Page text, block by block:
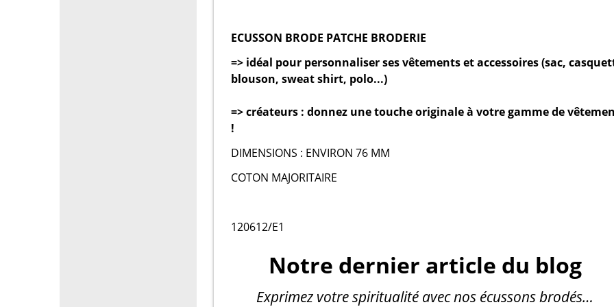
ECUSSON BRODE PATCHE BRODERIE
=> idéal pour personnaliser ses vêtements et accessoires (sac,
blouson, sweat shirt, polo...)
=> créateurs : donnez une touche originale à votre gamme de
!
DIMENSIONS : ENVIRON 76 MM
COTON MAJORITAIRE
120612/E1
Notre dernier article du blog
Exprimez votre spiritualité avec nos écussons brodés…